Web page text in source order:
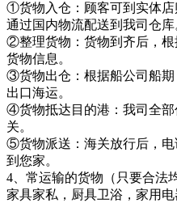
①货物入仓：顾客可到实体
通过国内物流配送到我司仓库
②整理货物：货物到齐后，
货物信息。
③货物出仓：根据船公司船
出口海运。
④货物抵达目的港：我司全
关。
⑤货物派送：海关放行后，
到您家。
4、常运输的货物（只要合法
家具家私，厨具卫浴，家用